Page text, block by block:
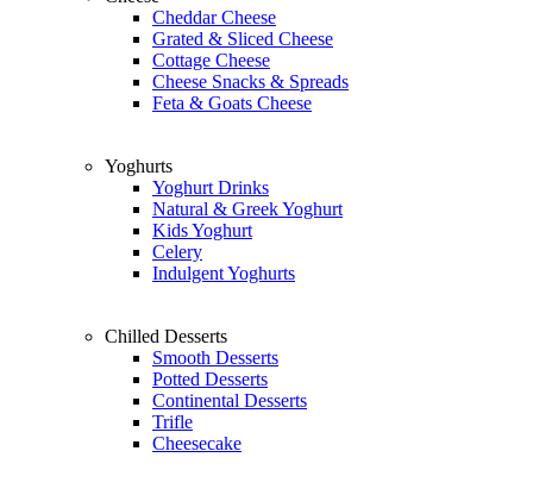
Cheddar Cheese
Grated & Sliced Cheese
Cottage Cheese
Cheese Snacks & Spreads
Feta & Goats Cheese
Yoghurts
Yoghurt Drinks
Natural & Greek Yoghurt
Kids Yoghurt
Celery
Indulgent Yoghurts
Chilled Desserts
Smooth Desserts
Potted Desserts
Continental Desserts
Trifle
Cheesecake